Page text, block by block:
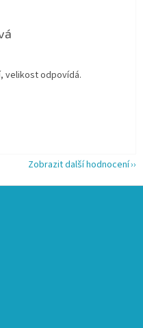
z 5 hvězdiček.
velikost odpovídá.
z 5 hvězdiček.
Zobrazit další hodnocení